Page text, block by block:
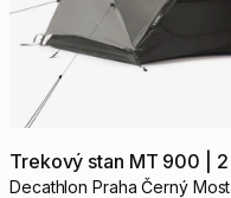
Trekový stan MT 900 2
Decathlon Praha Černý Most